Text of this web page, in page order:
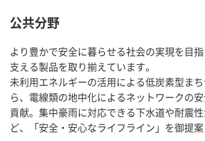
公共分野
より豊かで安全に暮らせる社会の実現を目
支える製品を取り揃えています。
未利用エネルギーの活用による低炭素型ま
ら、電線類の地中化によるネットワークの
貢献。集中豪雨に対応できる下水道や耐震
ど、「安全・安心なライフライン」を御提案